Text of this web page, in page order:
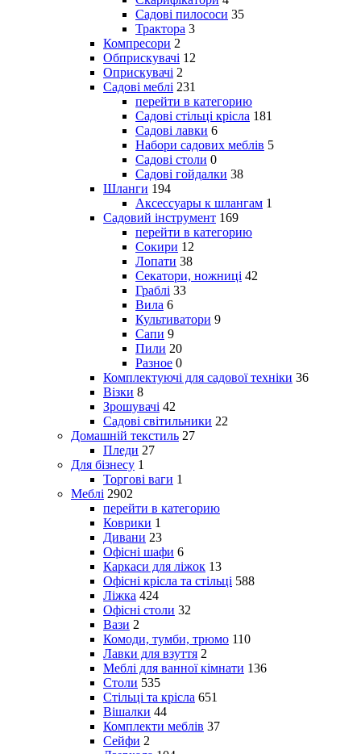
Садові пилососи 35
Трактора 3
Компресори 2
Обприскувачі 12
Оприскувачі 2
Садові меблі 231
перейти в категорию
Садові стільці крісла 181
Садові лавки 6
Набори садових меблів 5
Садові столи 0
Садові гойдалки 38
Шланги 194
Аксессуары к шлангам 1
Садовий інструмент 169
перейти в категорию
Сокири 12
Лопати 38
Секатори, ножниці 42
Граблі 33
Вила 6
Культиватори 9
Сапи 9
Пили 20
Разное 0
Комплектуючі для садової техніки 36
Візки 8
Зрошувачі 42
Садові світильники 22
Домашній текстиль 27
Пледи 27
Для бізнесу 1
Торгові ваги 1
Меблі 2902
перейти в категорию
Коврики 1
Дивани 23
Офісні шафи 6
Каркаси для ліжок 13
Офісні крісла та стільці 588
Ліжка 424
Офісні столи 32
Вази 2
Комоди, тумби, трюмо 110
Лавки для взуття 2
Меблі для ванної кімнати 136
Столи 535
Стільці та крісла 651
Вішалки 44
Комплекти меблів 37
Сейфи 2